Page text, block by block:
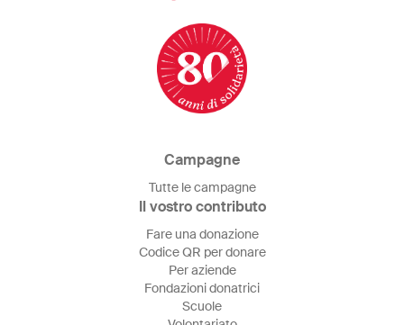
Campagne
Tutte le campagne
Il vostro contributo
Fare una donazione
Codice QR per donare
Per aziende
Fondazioni donatrici
Scuole